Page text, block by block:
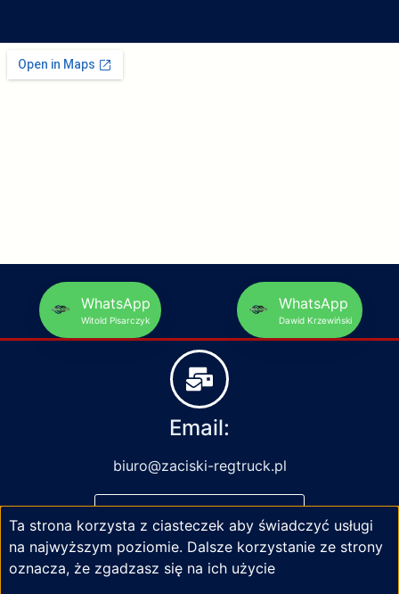
WhatsApp
Witold Pisarczyk
WhatsApp
Dawid Krzewiński
Email:
biuro@zaciski-regtruck.pl
NAPISZ DO NAS
Ta strona korzysta z ciasteczek aby świadczyć usługi
na najwyższym poziomie. Dalsze korzystanie ze strony
oznacza, że zgadzasz się na ich użycie